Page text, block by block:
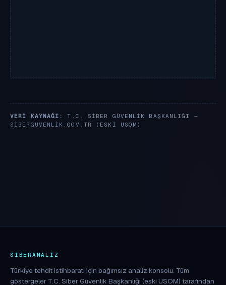
VERI KAYNAĞI:
T.C. SIBER GÜVENLIK BAŞKANLIĞI —
SIBERGUVENLIK.GOV.TR
(ESKI USOM)
SIBERANALIZ
Türkiye tehdit istihbaratı için bağımsız analiz konsolu. Tüm
göstergeler T.C. Siber Güvenlik Başkanlığı (eski USOM) tarafından